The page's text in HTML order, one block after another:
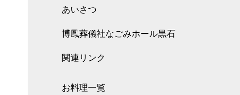
あいさつ
博鳳葬儀社なごみホール黒石
関連リンク
お料理一覧